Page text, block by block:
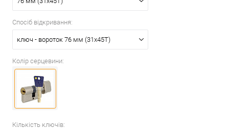
Спосіб відкривання:
ключ - вороток 76 мм (31x45T)
Колір серцевини:
Кількість ключів: